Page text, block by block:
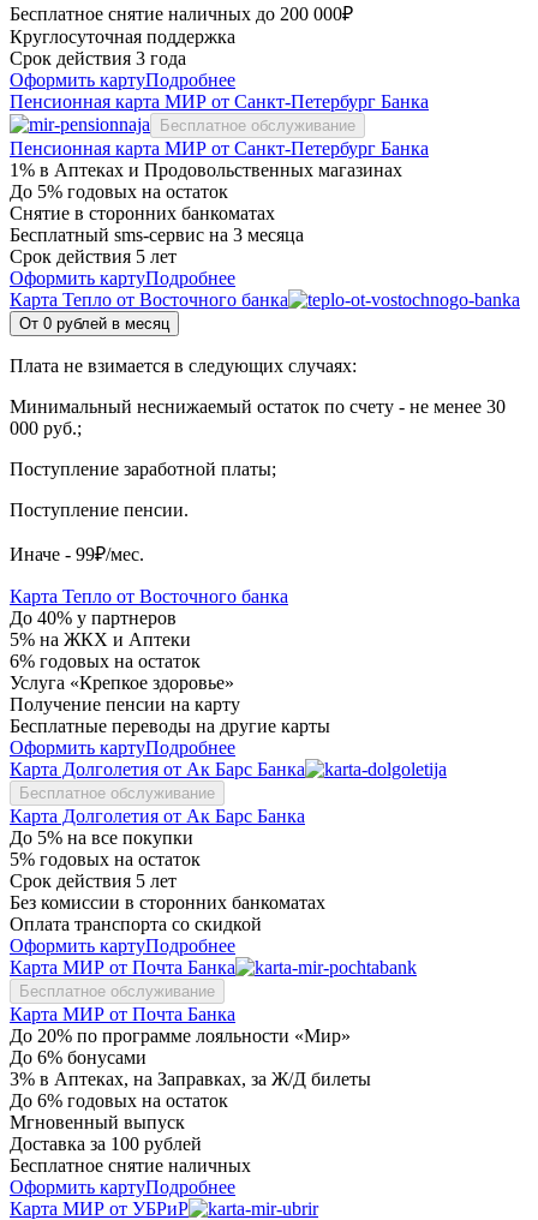
Бесплатное снятие наличных до 200 000₽
Круглосуточная поддержка
Срок действия 3 года
Оформить картуПодробнее
Пенсионная карта МИР от Санкт-Петербург Банка
Бесплатное обслуживание
Пенсионная карта МИР от Санкт-Петербург Банка
1% в Аптеках и Продовольственных магазинах
До 5% годовых на остаток
Снятие в сторонних банкоматах
Бесплатный sms-сервис на 3 месяца
Срок действия 5 лет
Оформить картуПодробнее
Карта Тепло от Восточного банка
От 0 рублей в месяц
Плата не взимается в следующих случаях:
Минимальный неснижаемый остаток по счету - не менее 30
000 руб.;
Поступление заработной платы;
Поступление пенсии.
Иначе - 99₽/мес.
Карта Тепло от Восточного банка
До 40% у партнеров
5% на ЖКХ и Аптеки
6% годовых на остаток
Услуга «Крепкое здоровье»
Получение пенсии на карту
Бесплатные переводы на другие карты
Оформить картуПодробнее
Карта Долголетия от Ак Барс Банка
Бесплатное обслуживание
Карта Долголетия от Ак Барс Банка
До 5% на все покупки
5% годовых на остаток
Срок действия 5 лет
Без комиссии в сторонних банкоматах
Оплата транспорта со скидкой
Оформить картуПодробнее
Карта МИР от Почта Банка
Бесплатное обслуживание
Карта МИР от Почта Банка
До 20% по программе лояльности «Мир»
До 6% бонусами
3% в Аптеках, на Заправках, за Ж/Д билеты
До 6% годовых на остаток
Мгновенный выпуск
Доставка за 100 рублей
Бесплатное снятие наличных
Оформить картуПодробнее
Карта МИР от УБРиР